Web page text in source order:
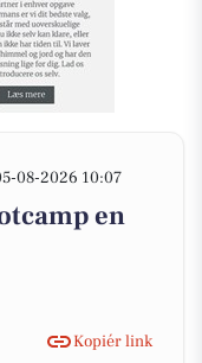
08-2026 10:07
en
Kopiér link